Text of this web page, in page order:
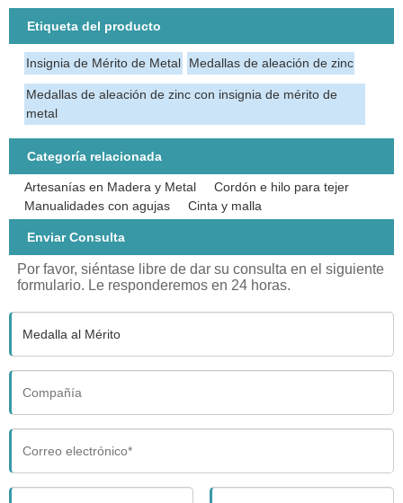
Etiqueta del producto
Insignia de Mérito de Metal Medallas de aleación de zinc
Medallas de aleación de zinc con insignia de mérito de
metal
Categoría relacionada
Artesanías en Madera y Metal
Cordón e hilo para tejer
Manualidades con agujas
Cinta y malla
Enviar Consulta
Por favor, siéntase libre de dar su consulta en el siguiente
formulario. Le responderemos en 24 horas.